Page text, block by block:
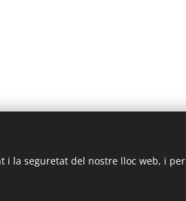
i la seguretat del nostre lloc web, i per